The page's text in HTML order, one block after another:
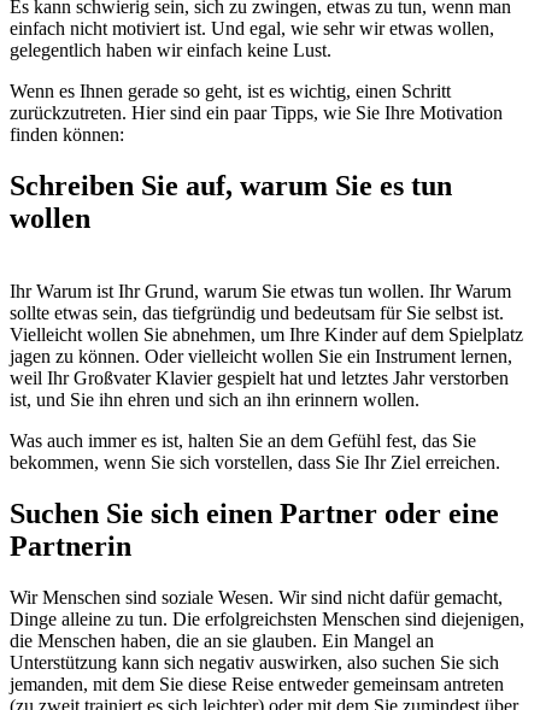
Es kann schwierig sein, sich zu zwingen, etwas zu tun, wenn man
einfach nicht motiviert ist. Und egal, wie sehr wir etwas wollen,
gelegentlich haben wir einfach keine Lust.
Wenn es Ihnen gerade so geht, ist es wichtig, einen Schritt
zurückzutreten. Hier sind ein paar Tipps, wie Sie Ihre Motivation
finden können:
Schreiben Sie auf, warum Sie es tun
wollen
Ihr Warum ist Ihr Grund, warum Sie etwas tun wollen. Ihr Warum
sollte etwas sein, das tiefgründig und bedeutsam für Sie selbst ist.
Vielleicht wollen Sie abnehmen, um Ihre Kinder auf dem Spielplatz
jagen zu können. Oder vielleicht wollen Sie ein Instrument lernen,
weil Ihr Großvater Klavier gespielt hat und letztes Jahr verstorben
ist, und Sie ihn ehren und sich an ihn erinnern wollen.
Was auch immer es ist, halten Sie an dem Gefühl fest, das Sie
bekommen, wenn Sie sich vorstellen, dass Sie Ihr Ziel erreichen.
Suchen Sie sich einen Partner oder eine
Partnerin
Wir Menschen sind soziale Wesen. Wir sind nicht dafür gemacht,
Dinge alleine zu tun. Die erfolgreichsten Menschen sind diejenigen,
die Menschen haben, die an sie glauben. Ein Mangel an
Unterstützung kann sich negativ auswirken, also suchen Sie sich
jemanden, mit dem Sie diese Reise entweder gemeinsam antreten
(zu zweit trainiert es sich leichter) oder mit dem Sie zumindest über